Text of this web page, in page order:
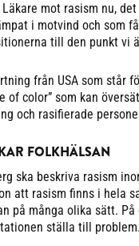
mot rasism nu,
i motvind och som
till den punkt vi
från USA som står
of color” som kan
och rasifierade
FOLKHÄLSAN
ska beskriva rasism
att rasism finns i hela
på många olika sätt. På
ställa till problem.